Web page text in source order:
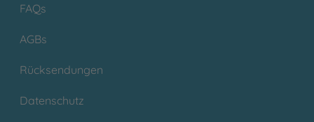
FAQs
AGBs
Rücksendungen
Datenschutz